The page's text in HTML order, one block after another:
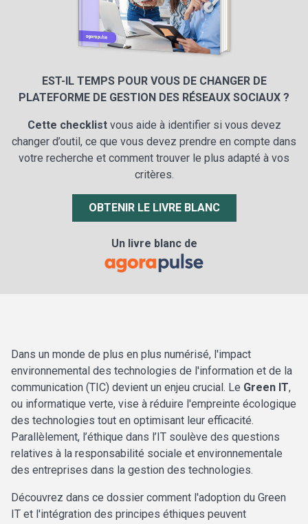
EST-IL TEMPS POUR VOUS DE CHANGER DE
PLATEFORME DE GESTION DES RÉSEAUX SOCIAUX ?
Cette checklistvous aide à identifier si vous devez
changer d’outil, ce que vous devez prendre en compte dans
votre recherche et comment trouver le plus adapté à vos
critères.
OBTENIR LE LIVRE BLANC
Un livre blanc de
Dans un monde de plus en plus numérisé, l'impact
environnemental des technologies de l'information et de la
communication (TIC) devient un enjeu crucial. Le Green IT,
ou informatique verte, vise à réduire l'empreinte écologique
des technologies tout en optimisant leur efficacité.
Parallèlement, l’éthique dans l’IT soulève des questions
relatives à la responsabilité sociale et environnementale
des entreprises dans la gestion des technologies.
Découvrez dans ce dossier comment l'adoption du Green
IT et l'intégration des principes éthiques peuvent